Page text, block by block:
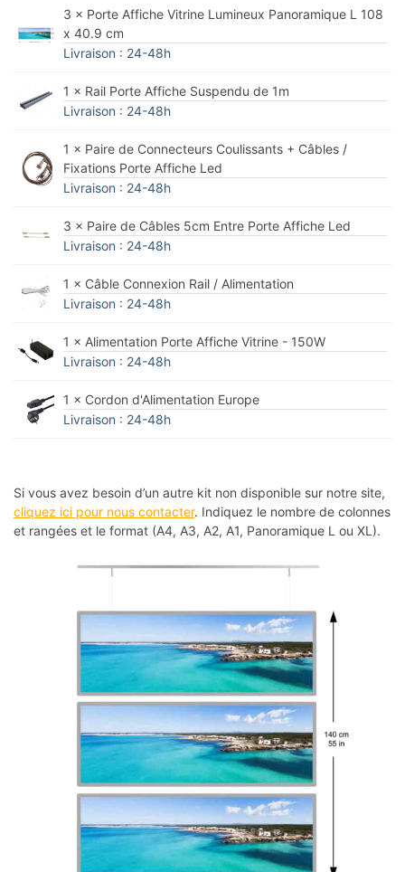
3 × Porte Affiche Vitrine Lumineux Panoramique L 108
x 40.9 cm
Livraison : 24-48h
1 × Rail Porte Affiche Suspendu de 1m
Livraison : 24-48h
1 × Paire de Connecteurs Coulissants + Câbles /
Fixations Porte Affiche Led
Livraison : 24-48h
3 × Paire de Câbles 5cm Entre Porte Affiche Led
Livraison : 24-48h
1 × Câble Connexion Rail / Alimentation
Livraison : 24-48h
1 × Alimentation Porte Affiche Vitrine - 150W
Livraison : 24-48h
1 × Cordon d'Alimentation Europe
Livraison : 24-48h
Si vous avez besoin d’un autre kit non disponible sur notre site,
cliquez ici pour nous contacter. Indiquez le nombre de colonnes
et rangées et le format (A4, A3, A2, A1, Panoramique L ou XL).